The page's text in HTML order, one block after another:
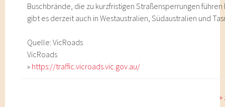
Buschbrände, die zu kurzfristigen Straßensperrungen führen
gibt es derzeit auch in Westaustralien, Südaustralien und
Quelle: VicRoads
VicRoads
» https://traffic.vicroads.vic.gov.au/